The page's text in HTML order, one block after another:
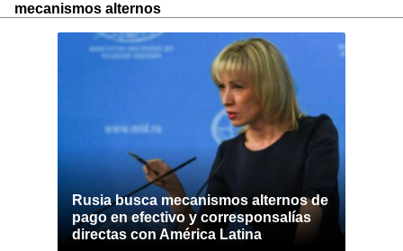
mecanismos alternos
Rusia busca mecanismos alternos de
pago en efectivo y corresponsalías
directas con América Latina